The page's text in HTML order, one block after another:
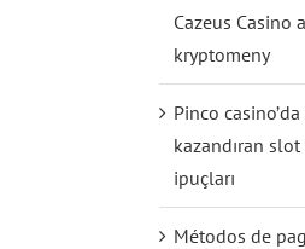
Cazeus Casino
kryptomeny
Pinco
kazandıran
ipuçları
Métodos de